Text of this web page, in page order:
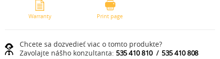
Warranty Print page
Chcete sa dozvedieť viac o tomto produkte?
Zavolajte nášho konzultanta: 535 410 810/ 535 410 808